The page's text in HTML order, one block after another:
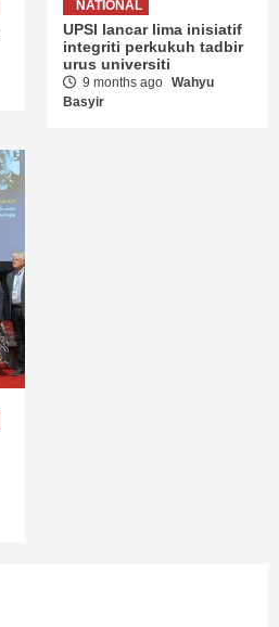
NATIONAL
UPSI lancar lima inisiatif
integriti perkukuh tadbir
urus universiti
9 months ago Wahyu
Basyir